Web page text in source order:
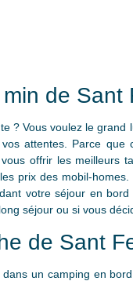
de
? Vous voulez le
attentes. Parce que
offrir les meilleurs
prix des mobil-
votre séjour en
séjour ou si vous
de Sant
un camping en